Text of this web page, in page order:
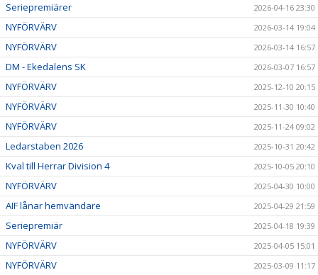
Seriepremiärer 2026-04-16 23:30
NYFÖRVÄRV 2026-03-14 19:04
NYFÖRVÄRV 2026-03-14 16:57
DM - Ekedalens SK 2026-03-07 16:57
NYFÖRVÄRV 2025-12-10 20:15
NYFÖRVÄRV 2025-11-30 10:40
NYFÖRVÄRV 2025-11-24 09:02
Ledarstaben 2026 2025-10-31 20:42
Kval till Herrar Division 4 2025-10-05 20:10
NYFÖRVÄRV 2025-04-30 10:00
AIF lånar hemvändare 2025-04-29 21:59
Seriepremiär 2025-04-18 19:39
NYFÖRVÄRV 2025-04-05 15:01
NYFÖRVÄRV 2025-03-09 11:17